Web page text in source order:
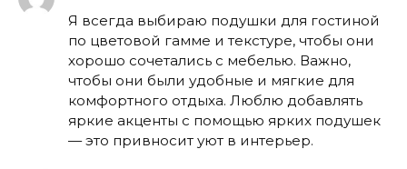
Я всегда выбираю подушки для гостиной
по цветовой гамме и текстуре, чтобы они
хорошо сочетались с мебелью. Важно,
чтобы они были удобные и мягкие для
комфортного отдыха. Люблю добавлять
яркие акценты с помощью ярких подушек
— это привносит уют в интерьер.